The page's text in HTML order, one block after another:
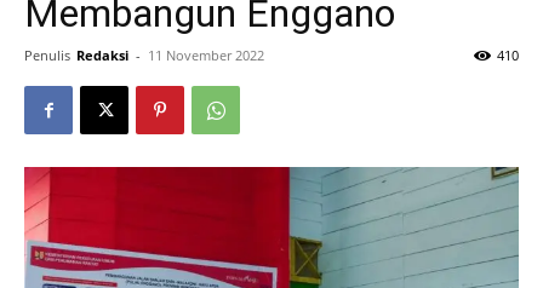
Membangun Enggano
Penulis Redaksi - 11 November 2022 410